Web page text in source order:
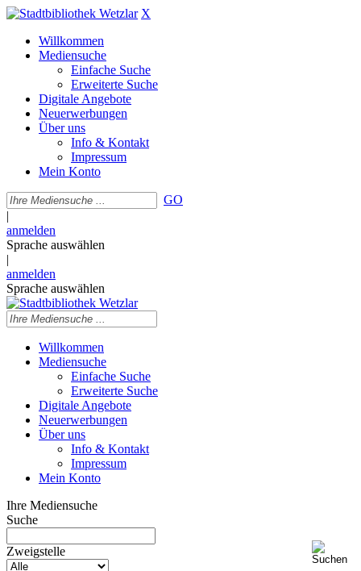
X
Willkommen
Mediensuche
Einfache Suche
Erweiterte Suche
Digitale Angebote
Neuerwerbungen
Über uns
Info & Kontakt
Impressum
Mein Konto
GO
|
anmelden
Sprache auswählen
|
anmelden
Sprache auswählen
Willkommen
Mediensuche
Einfache Suche
Erweiterte Suche
Digitale Angebote
Neuerwerbungen
Über uns
Info & Kontakt
Impressum
Mein Konto
Ihre Mediensuche
Suche
Zweigstelle